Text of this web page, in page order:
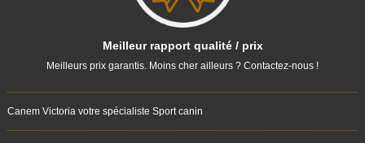
Meilleur rapport qualité / prix
Meilleurs prix garantis. Moins cher ailleurs ? Contactez-nous !
Canem Victoria votre spécialiste Sport canin